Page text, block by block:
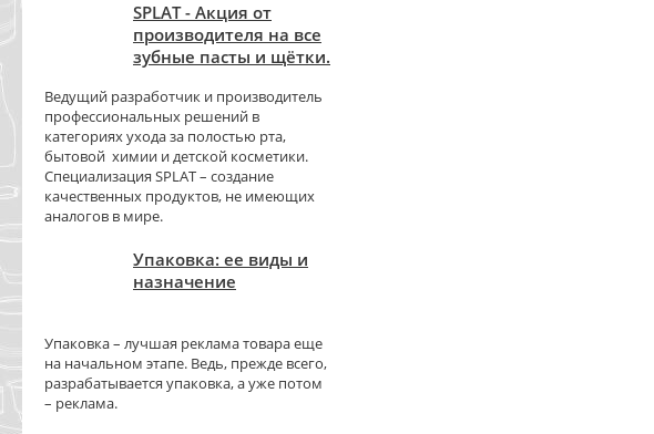
SPLAT - Акция от
производителя на все
зубные пасты и щётки.
Ведущий разработчик и производитель
профессиональных решений в
категориях ухода за полостью рта,
бытовой химии и детской косметики.
Специализация SPLAT – создание
качественных продуктов, не имеющих
аналогов в мире.
Упаковка: ее виды и
назначение
Упаковка – лучшая реклама товара еще
на начальном этапе. Ведь, прежде всего,
разрабатывается упаковка, а уже потом
– реклама.